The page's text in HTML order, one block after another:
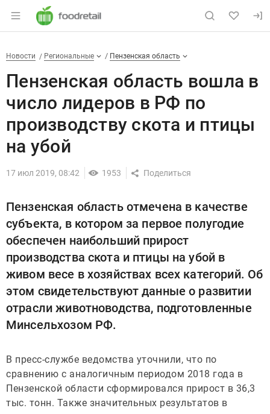
Раздел навигации по сайту
Пензенская область вошла в
Новости
Разделы
Новости Региональные Пензенская область
Пензенская область вошла в
число лидеров в РФ по
производству скота и птицы
на убой
17 июл 2019, 08:42 1953
Пензенская область отмечена в качестве
субъекта, в котором за первое полугодие
обеспечен наибольший прирост
производства скота и птицы на убой в
живом весе в хозяйствах всех категорий. Об
этом свидетельствуют данные о развитии
отрасли животноводства, подготовленные
Минсельхозом РФ.
В пресс-службе ведомства уточнили, что по
сравнению с аналогичным периодом 2018 года в
Пензенской области сформировался прирост в 36,3
тыс. тонн. Также значительных результатов в